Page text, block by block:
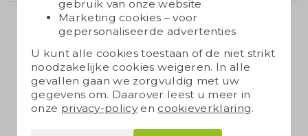
gebruik van onze website
Marketing cookies – voor
gepersonaliseerde advertenties
U kunt alle cookies toestaan of de niet strikt
noodzakelijke cookies weigeren. In alle
gevallen gaan we zorgvuldig met uw
gegevens om. Daarover leest u meer in
onze privacy-policyen cookieverklaring.